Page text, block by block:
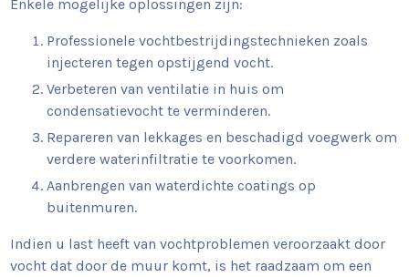
Enkele mogelijke oplossingen zijn:
Professionele vochtbestrijdingstechnieken zoals
injecteren tegen opstijgend vocht.
Verbeteren van ventilatie in huis om
condensatievocht te verminderen.
Repareren van lekkages en beschadigd voegwerk om
verdere waterinfiltratie te voorkomen.
Aanbrengen van waterdichte coatings op
buitenmuren.
Indien u last heeft van vochtproblemen veroorzaakt door
vocht dat door de muur komt, is het raadzaam om een